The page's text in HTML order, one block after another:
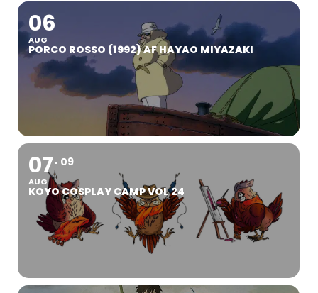
06
AUG
PORCO ROSSO (1992) AF HAYAO MIYAZAKI
07
AUG
09
KOYO COSPLAY CAMP VOL 24